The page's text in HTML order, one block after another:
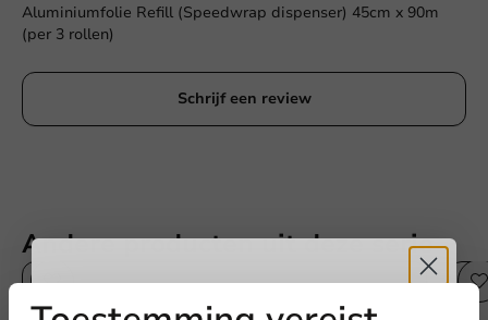
Aluminiumfolie Refill (Speedwrap dispenser) 45cm x 90m
(per 3 rollen)
Schrijf een review
Andere producten uit deze serie